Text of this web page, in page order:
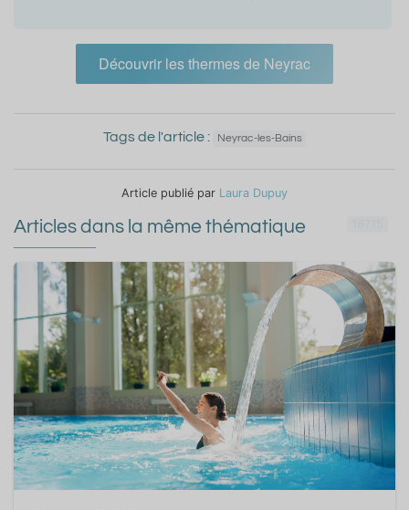
Découvrir les thermes de Neyrac
Tags de l'article : Neyrac-les-Bains
Article publié par Laura Dupuy
Articles dans la même thématique